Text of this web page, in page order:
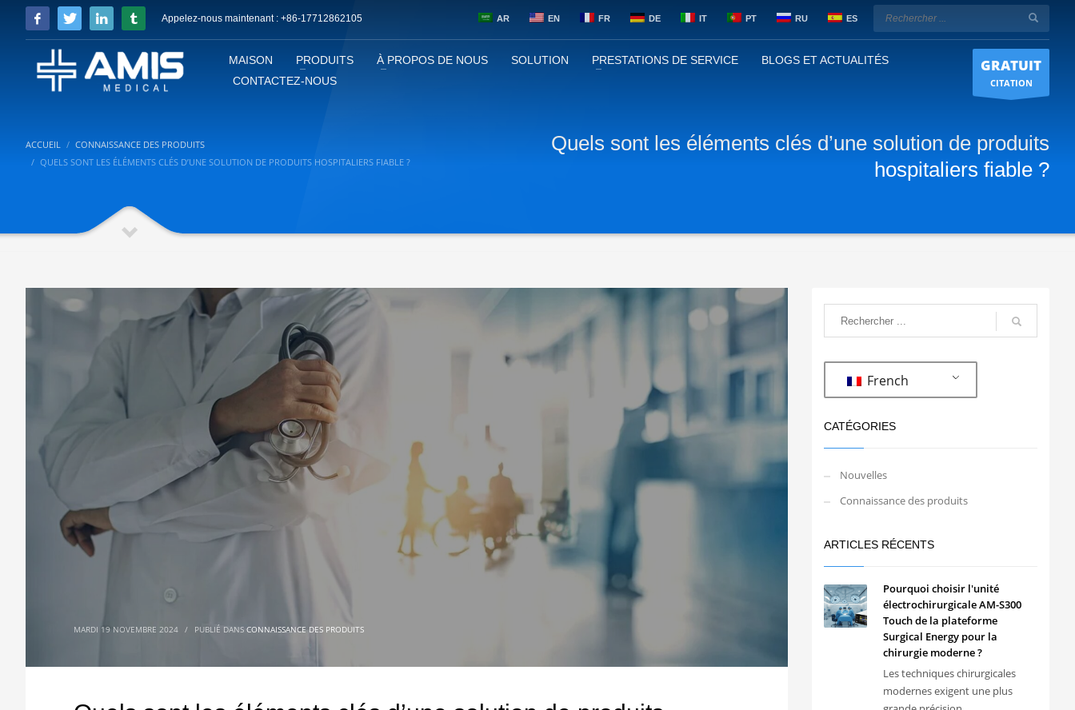
Appelez-nous maintenant : +86-17712862105 AR EN FR DE IT PT RU ES
MAISON PRODUITS À PROPOS DE NOUS SOLUTION PRESTATIONS DE SERVICE
BLOGS ET ACTUALITÉS
CONTACTEZ-NOUS
GRATUIT
CITATION
ACCUEIL
CONNAISSANCE DES PRODUITS
QUELS SONT LES ÉLÉMENTS CLÉS D’UNE SOLUTION DE PRODUITS HOSPITALIERS FIABLE ?
Quels sont les éléments clés d’une solution de produits
hospitaliers fiable ?
MARDI 19 NOVEMBRE 2024 / PUBLIÉ DANS CONNAISSANCE DES PRODUITS
French
CATÉGORIES
Nouvelles
Connaissance des produits
ARTICLES RÉCENTS
Pourquoi choisir l'unité
électrochirurgicale AM-S300
Touch de la plateforme
Surgical Energy pour la
chirurgie moderne ?
Les techniques chirurgicales
modernes exigent une plus